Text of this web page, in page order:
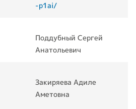
-p1ai/
Поддубный Сергей
Анатольевич
Закиряева Адиле
Аметовна